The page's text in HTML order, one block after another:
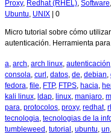
Proxy, Redhat (RHEL), Software,
Ubuntu, UNIX 0
Micro tutorial sobre cómo
autenticación. Herramienta
a, arch, arch linux, autenticación
consola, curl , datos, de, debian,
fedora, file, FTP, FTPS, hacia,
kali linux, ldap, linux, manjaro,
para, protocolos, proxy, redhat,
tecnologia, tecnologias de la
tumbleweed , tutorial , ubuntu, un,